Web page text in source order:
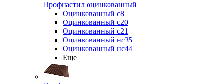
Профнастил оцинкованный
Оцинкованный с8
Оцинкованный с20
Оцинкованный с21
Оцинкованный нс35
Оцинкованный нс44
Еще